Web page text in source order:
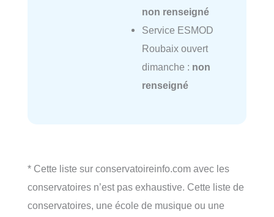
non renseigné
Service ESMOD
Roubaix ouvert
dimanche : non
renseigné
* Cette liste sur conservatoireinfo.com avec les
conservatoires n’est pas exhaustive. Cette liste de
conservatoires, une école de musique ou une